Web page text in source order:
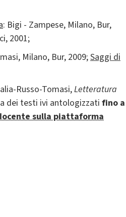
: Bigi - Zampese, Milano, Bur,
2001;
Milano, Bur, 2009;Saggi di
Russo-Tomasi,Letteratura
dei testi ivi antologizzati fino a
sulla piattaforma